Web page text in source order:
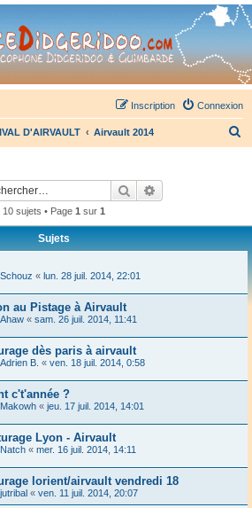
Didgeridoo - retrouvez la communauté.
Connexion
Inscription
D'AIRVAULT Airvault 2014
Rechercher
10 sujets • Page 1 sur 1
Sujets
Schouz « lun. 28 juil. 2014, 22:01
au Pistage à Airvault
Ahaw « sam. 26 juil. 2014, 11:41
dès paris à airvault
Adrien B. « ven. 18 juil. 2014, 0:58
c't'année ?
Makowh « jeu. 17 juil. 2014, 14:01
Lyon - Airvault
Natch « mer. 16 juil. 2014, 14:11
lorient/airvault vendredi 18
jutribal « ven. 11 juil. 2014, 20:07